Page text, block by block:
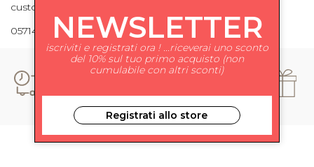
customercare@lavolperossa.it
0571498228NEWSLETTER
iscriviti e registrati ora ! ...riceverai uno sconto
del 10% sul tuo primo acquisto (non
cumulabile con altri sconti)
Registrati allo store